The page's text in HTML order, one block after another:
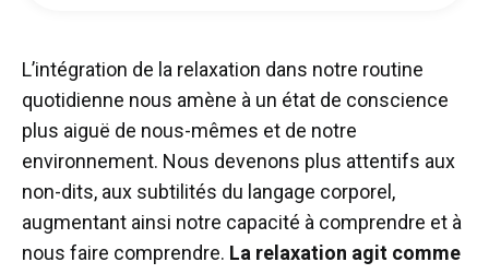
L’intégration de la relaxation dans notre routine
quotidienne nous amène à un état de conscience
plus aiguë de nous-mêmes et de notre
environnement. Nous devenons plus attentifs aux
non-dits, aux subtilités du langage corporel,
augmentant ainsi notre capacité à comprendre et à
nous faire comprendre. La relaxation agit comme